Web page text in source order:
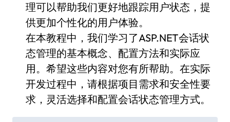
理可以帮助我们更好地跟踪用户状态，提
供更加个性化的用户体验。
在本教程中，我们学习了ASP.NET会话状
态管理的基本概念、配置方法和实际应
用。希望这些内容对您有所帮助。在实际
开发过程中，请根据项目需求和安全性要
求，灵活选择和配置会话状态管理方式。